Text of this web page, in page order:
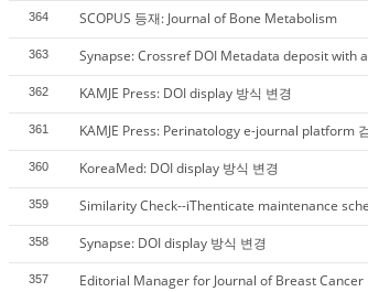
364 SCOPUS 등재: Journal of Bone Metabolism
363 Synapse: Crossref DOI Metadata deposit with
362 KAMJE Press: DOI display 방식 변경
361 KAMJE Press: Perinatology e-journal platform
360 KoreaMed: DOI display 방식 변경
359 Similarity Check--iThenticate maintenance
358 Synapse: DOI display 방식 변경
357 Editorial Manager for Journal of Breast Cancer